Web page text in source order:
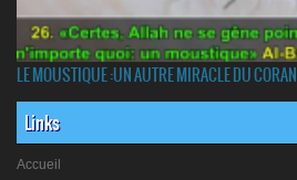
LE MOUSTIQUE :UN AUTRE MIRACLE DU CORAN
Links
Accueil